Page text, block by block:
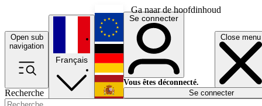
Ga naar de hoofdinhoud
Open sub
navigation
Close menu
Recherche
Français
English
Deutsch
Español
Se connecter
Vous êtes déconnecté.
Se connecter